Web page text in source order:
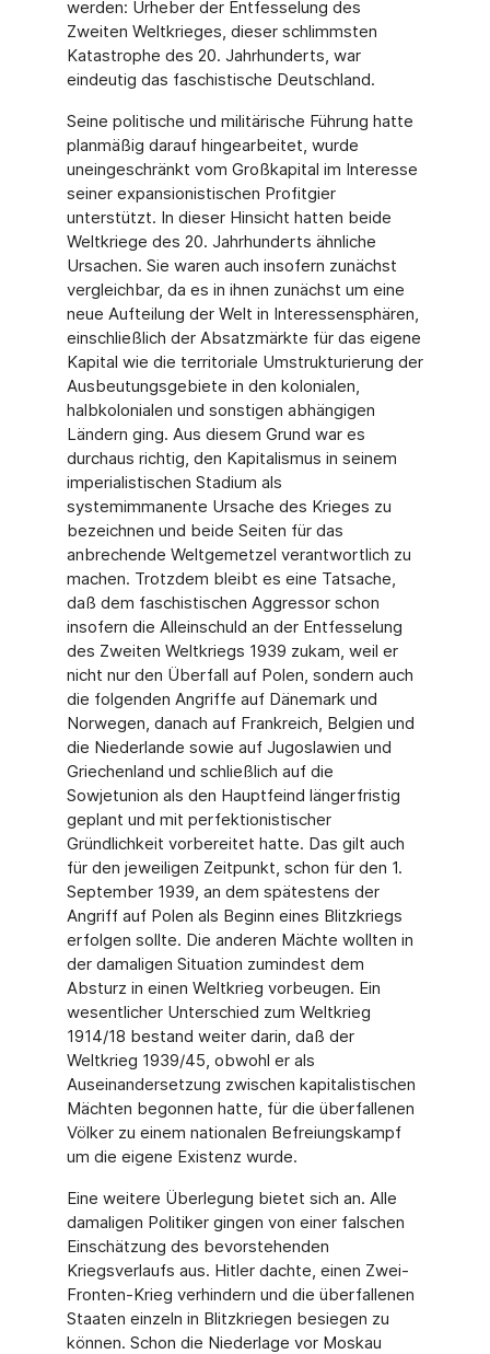
werden: Urheber der Entfesselung des
Zweiten Weltkrieges, dieser schlimmsten
Katastrophe des 20. Jahrhunderts, war
eindeutig das faschistische Deutschland.
Seine politische und militärische Führung hatte
planmäßig darauf hingearbeitet, wurde
uneingeschränkt vom Großkapital im Interesse
seiner expansionistischen Profitgier
unterstützt. In dieser Hinsicht hatten beide
Weltkriege des 20. Jahrhunderts ähnliche
Ursachen. Sie waren auch insofern zunächst
vergleichbar, da es in ihnen zunächst um eine
neue Aufteilung der Welt in Interessensphären,
einschließlich der Absatzmärkte für das eigene
Kapital wie die territoriale Umstrukturierung der
Ausbeutungsgebiete in den kolonialen,
halbkolonialen und sonstigen abhängigen
Ländern ging. Aus diesem Grund war es
durchaus richtig, den Kapitalismus in seinem
imperialistischen Stadium als
systemimmanente Ursache des Krieges zu
bezeichnen und beide Seiten für das
anbrechende Weltgemetzel verantwortlich zu
machen. Trotzdem bleibt es eine Tatsache,
daß dem faschistischen Aggressor schon
insofern die Alleinschuld an der Entfesselung
des Zweiten Weltkriegs 1939 zukam, weil er
nicht nur den Überfall auf Polen, sondern auch
die folgenden Angriffe auf Dänemark und
Norwegen, danach auf Frankreich, Belgien und
die Niederlande sowie auf Jugoslawien und
Griechenland und schließlich auf die
Sowjetunion als den Hauptfeind längerfristig
geplant und mit perfektionistischer
Gründlichkeit vorbereitet hatte. Das gilt auch
für den jeweiligen Zeitpunkt, schon für den 1.
September 1939, an dem spätestens der
Angriff auf Polen als Beginn eines Blitzkriegs
erfolgen sollte. Die anderen Mächte wollten in
der damaligen Situation zumindest dem
Absturz in einen Weltkrieg vorbeugen. Ein
wesentlicher Unterschied zum Weltkrieg
1914/18 bestand weiter darin, daß der
Weltkrieg 1939/45, obwohl er als
Auseinandersetzung zwischen kapitalistischen
Mächten begonnen hatte, für die überfallenen
Völker zu einem nationalen Befreiungskampf
um die eigene Existenz wurde.
Eine weitere Überlegung bietet sich an. Alle
damaligen Politiker gingen von einer falschen
Einschätzung des bevorstehenden
Kriegsverlaufs aus. Hitler dachte, einen Zwei-
Fronten-Krieg verhindern und die überfallenen
Staaten einzeln in Blitzkriegen besiegen zu
können. Schon die Niederlage vor Moskau